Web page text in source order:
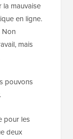
mauvaise
en ligne.
Non
mais
pouvons
pour les
deux